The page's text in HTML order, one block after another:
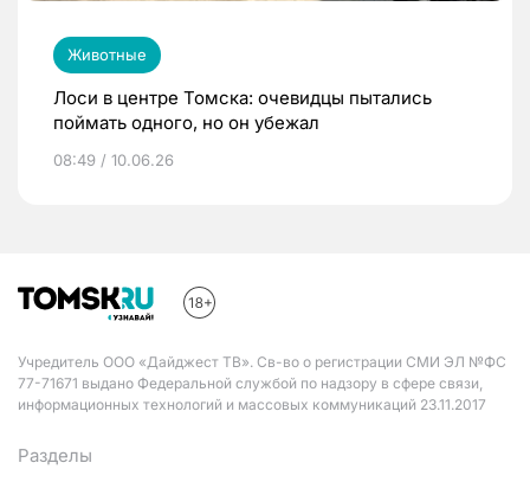
Животные
Лоси в центре Томска: очевидцы пытались
поймать одного, но он убежал
08:49 / 10.06.26
Учредитель ООО «Дайджест ТВ». Св-во о регистрации СМИ ЭЛ №ФС
77-71671 выдано Федеральной службой по надзору в сфере связи,
информационных технологий и массовых коммуникаций 23.11.2017
Разделы